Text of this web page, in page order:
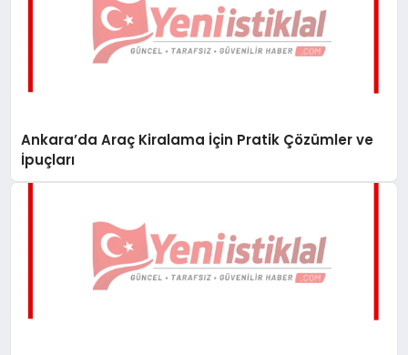
Ankara’da Araç Kiralama İçin Pratik Çözümler ve
İpuçları